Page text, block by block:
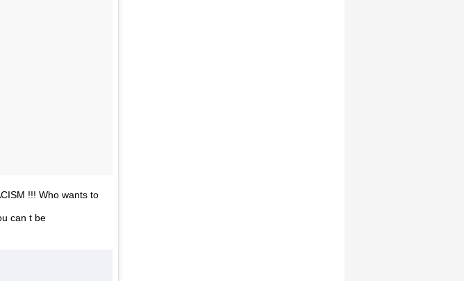
!!! Who wants to
can t be